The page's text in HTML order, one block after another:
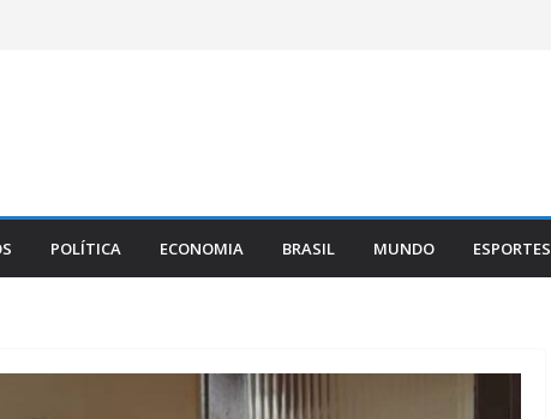
POLÍTICA ECONOMIA BRASIL MUNDO ESPORTES